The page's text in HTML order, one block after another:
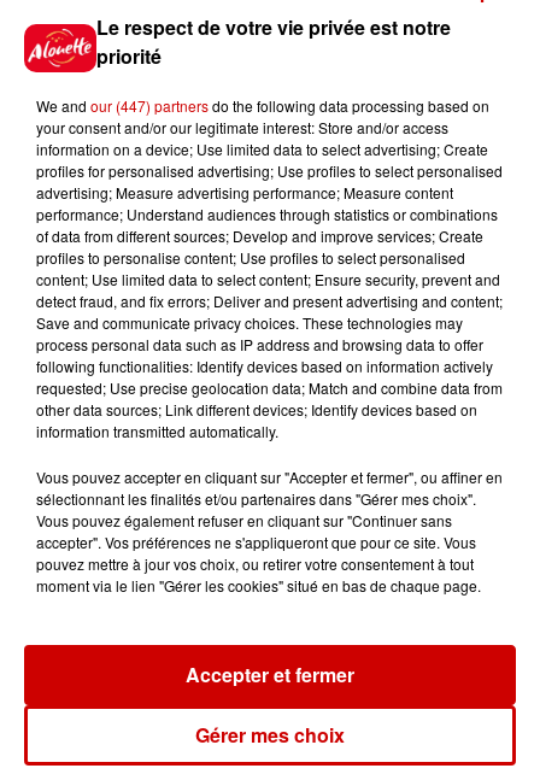
Jeux Voir plus
festival Marché Gourmand 2026
à Coulon !
Le Duel - Gagnez vos entrées
pour l'un des zoos de nos
régions !
Destination Vacances - Gagnez
votre séjour en famille au cœur
Destination Vacances : inscrivez-
vous !
Le respect de votre vie privée est notre
priorité
We and our (447) partnersdo the following data processing based on
your consent and/or our legitimate interest: Store and/or access
information on a device; Use limited data to select advertising; Create
profiles for personalised advertising; Use profiles to select personalised
advertising; Measure advertising performance; Measure content
performance; Understand audiences through statistics or combinations
of data from different sources; Develop and improve services; Create
profiles to personalise content; Use profiles to select personalised
content; Use limited data to select content; Ensure security, prevent and
detect fraud, and fix errors; Deliver and present advertising and content;
Save and communicate privacy choices. These technologies may
process personal data such as IP address and browsing data to offer
following functionalities: Identify devices based on information actively
requested; Use precise geolocation data; Match and combine data from
other data sources; Link different devices; Identify devices based on
information transmitted automatically.
Vous pouvez accepter en cliquant sur "Accepter et fermer", ou affiner en
sélectionnant les finalités et/ou partenaires dans "Gérer mes choix".
Vous pouvez également refuser en cliquant sur "Continuer sans
accepter". Vos préférences ne s'appliqueront que pour ce site. Vous
pouvez mettre à jour vos choix, ou retirer votre consentement à tout
moment via le lien "Gérer les cookies" situé en bas de chaque page.
Gérer mes choix
Accepter et fermer